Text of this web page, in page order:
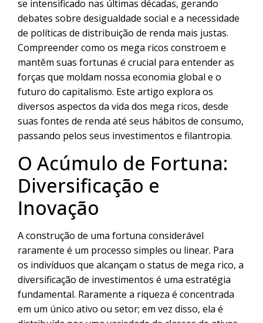
se intensificado nas últimas décadas, gerando
debates sobre desigualdade social e a necessidade
de políticas de distribuição de renda mais justas.
Compreender como os mega ricos constroem e
mantêm suas fortunas é crucial para entender as
forças que moldam nossa economia global e o
futuro do capitalismo. Este artigo explora os
diversos aspectos da vida dos mega ricos, desde
suas fontes de renda até seus hábitos de consumo,
passando pelos seus investimentos e filantropia.
O Acúmulo de Fortuna:
Diversificação e
Inovação
A construção de uma fortuna considerável
raramente é um processo simples ou linear. Para
os indivíduos que alcançam o status de mega rico, a
diversificação de investimentos é uma estratégia
fundamental. Raramente a riqueza é concentrada
em um único ativo ou setor; em vez disso, ela é